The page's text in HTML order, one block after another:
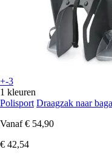
+-3
1 kleuren
Polisport Draagzak naar
Vanaf € 54,90
€ 42,54